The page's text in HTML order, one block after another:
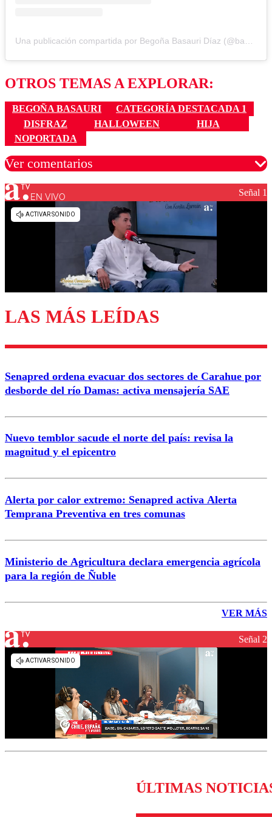
OTROS TEMAS A EXPLORAR:
BEGOÑA BASAURI
CATEGORÍA DESTACADA 1
DISFRAZ
HALLOWEEN
HIJA
NOPORTADA
Ver comentarios
Los comentarios son moderados para garantizar un
diálogo respetuoso.
Enviar comentario
EN VIVO Señal 1
LAS MÁS LEÍDAS
Senapred ordena evacuar dos sectores de Carahue por
desborde del río Damas: activa mensajería SAE
Nuevo temblor sacude el norte del país: revisa la
magnitud y el epicentro
Alerta por calor extremo: Senapred activa Alerta
Temprana Preventiva en tres comunas
Ministerio de Agricultura declara emergencia agrícola
para la región de Ñuble
VER MÁS
Señal 2
ÚLTIMAS